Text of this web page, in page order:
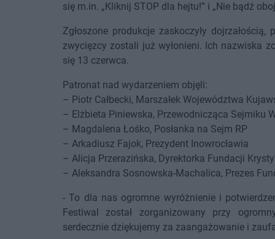
się m.in. „Kliknij STOP dla hejtu!” i „Nie bądź
Zgłoszone produkcje zaskoczyły
zwycięzcy zostali już wyłonieni. Ich nazwiska
się 13 czerwca.
Patronat nad wydarzeniem objęli:
– Piotr Całbecki, Marszałek Województwa
– Elżbieta Piniewska, Przewodnicząca Sejmiku
– Magdalena Łośko, Posłanka na Sejm RP
– Arkadiusz Fajok, Prezydent Inowrocławia
– Alicja Przerazińska, Dyrektorka Fundacji
– Aleksandra Sosnowska-Machalica, Prezes
- To dla nas ogromne wyróżnienie i
Festiwal został zorganizowany przy
serdecznie dziękujemy za zaangażowanie i